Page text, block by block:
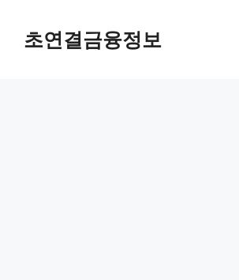
초연결금융정보